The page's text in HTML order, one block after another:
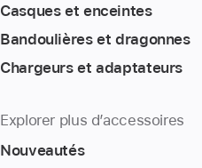
Casques et enceintes
Bandoulières et dragonnes
Chargeurs et adaptateurs
Explorer plus d’accessoires
Nouveautés